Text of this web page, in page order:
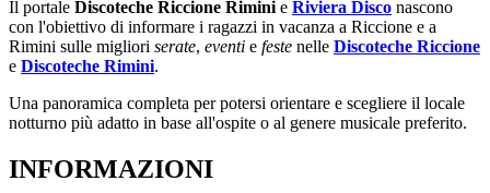
Il portale Discoteche Riccione Rimini e Riviera Disco nascono
con l'obiettivo di informare i ragazzi in vacanza a Riccione e a
Rimini sulle migliori serate, eventi e feste nelle Discoteche Riccione
e Discoteche Rimini.
Una panoramica completa per potersi orientare e scegliere il locale
notturno più adatto in base all'ospite o al genere musicale preferito.
INFORMAZIONI